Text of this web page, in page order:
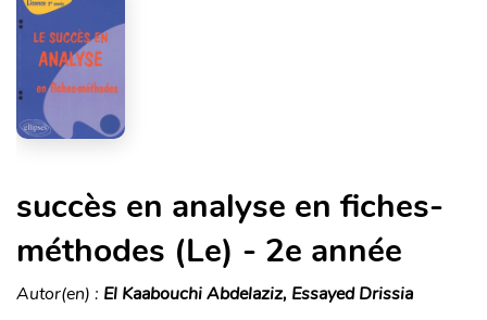
succès en analyse en fiches-
méthodes (Le) - 2e année
Autor(en) : El Kaabouchi Abdelaziz, Essayed Drissia